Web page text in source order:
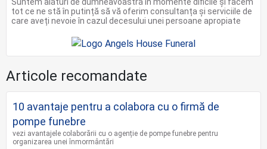
tot ce ne stă în putință să vă oferim consultanța și serviciile de
care aveți nevoie în cazul decesului unei persoane apropiate
Articole recomandate
10 avantaje pentru a colabora cu o firmă de
pompe funebre
vezi avantajele colaborării cu o agenție de pompe funebre pentru
organizarea unei înmormântări